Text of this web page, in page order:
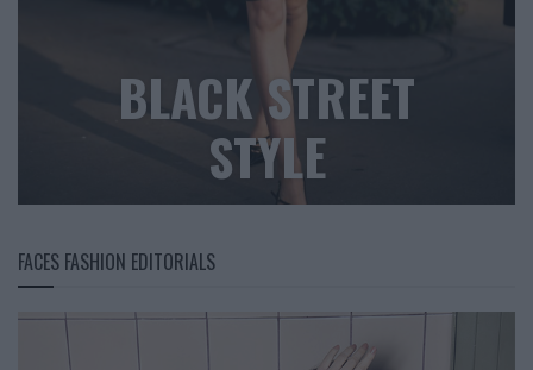
BLACK STREET
STYLE
FACES FASHION EDITORIALS